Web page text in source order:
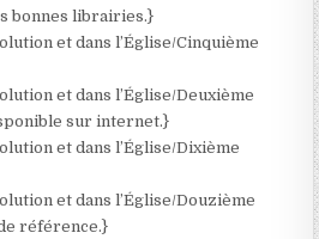
bonnes librairies.}
et dans l’Église/Cinquième
et dans l’Église/Deuxième
sur internet.}
et dans l’Église/Dixième
et dans l’Église/Douzième
référence.}